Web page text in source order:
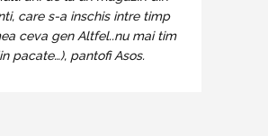
care s-a inschis intre timp
ceva gen Altfel..nu mai tim
pacate…), pantofi Asos.